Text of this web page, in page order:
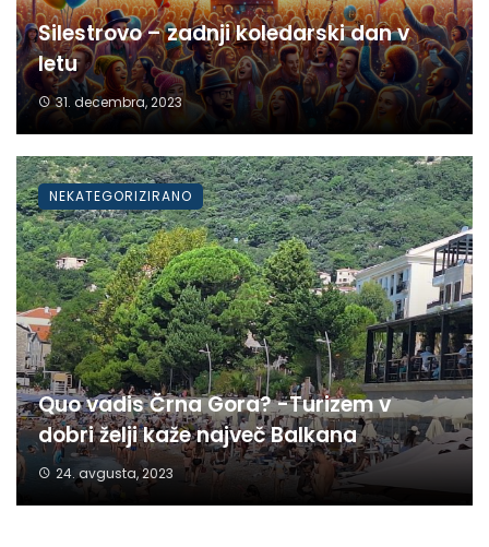
Silestrovo – zadnji koledarski dan v
letu
31. decembra, 2023
Quo vadis Črna Gora? -Turizem v
dobri želji kaže največ Balkana
24. avgusta, 2023
NEKATEGORIZIRANO